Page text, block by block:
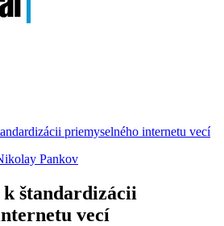
priemyselného internetu vecí
Pankov
štandardizácii
vecí